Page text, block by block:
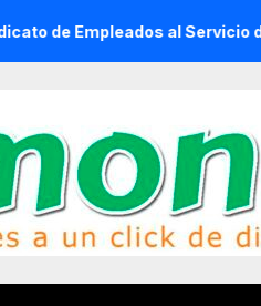
al Servicio del H.